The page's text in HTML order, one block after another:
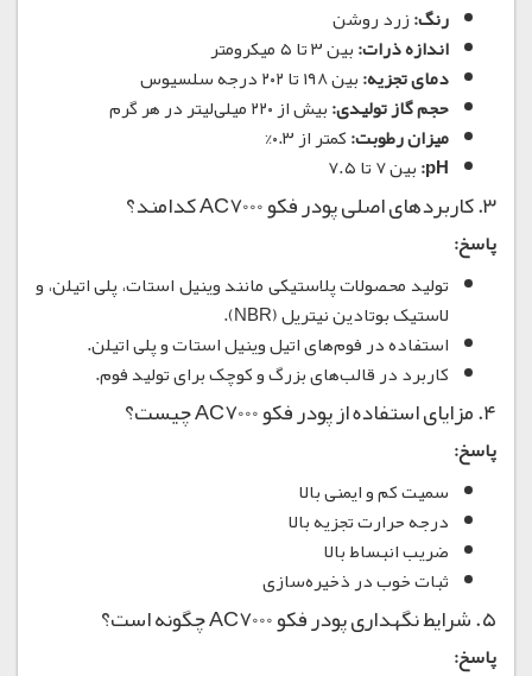
رنگ:زرد روشن
اندازه ذرات:بین ۳ تا ۵ میکرومتر
دمای تجزیه:بین ۱۹۸ تا ۲۰۲ درجه سلسیوس
حجم گاز تولیدی:بیش از ۲۲۰ میلی‌لیتر در هر گرم
میزان رطوبت:کمتر از ۰.۳%
pH: بین ۷ تا ۷.۵
۳. کاربردهای اصلی پودر فکو AC7000 کدامند؟
پاسخ:
تولید محصولات پلاستیکی مانند وینیل استات، پلی اتیلن، و
لاستیک بوتادین نیتریل (NBR).
استفاده در فوم‌های اتیل وینیل استات و پلی اتیلن.
کاربرد در قالب‌های بزرگ و کوچک برای تولید فوم.
۴. مزایای استفاده از پودر فکو AC7000 چیست؟
پاسخ:
سمیت کم و ایمنی بالا
درجه حرارت تجزیه بالا
ضریب انبساط بالا
ثبات خوب در ذخیره‌سازی
۵. شرایط نگهداری پودر فکو AC7000 چگونه است؟
پاسخ: